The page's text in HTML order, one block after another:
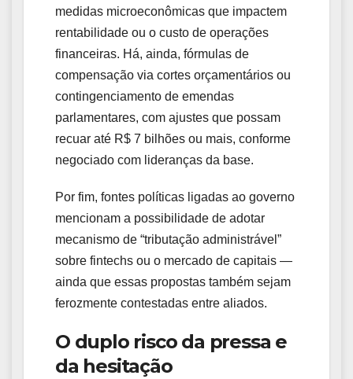
medidas microeconômicas que impactem
rentabilidade ou o custo de operações
financeiras. Há, ainda, fórmulas de
compensação via cortes orçamentários ou
contingenciamento de emendas
parlamentares, com ajustes que possam
recuar até R$ 7 bilhões ou mais, conforme
negociado com lideranças da base.
Por fim, fontes políticas ligadas ao governo
mencionam a possibilidade de adotar
mecanismo de “tributação administrável”
sobre fintechs ou o mercado de capitais —
ainda que essas propostas também sejam
ferozmente contestadas entre aliados.
O duplo risco da pressa e
da hesitação